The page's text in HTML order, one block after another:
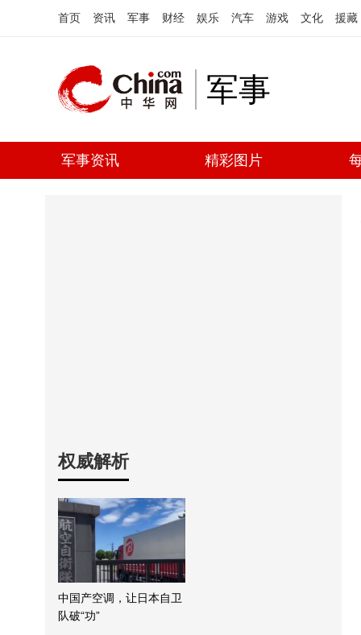
首页 资讯 军事 财经 娱乐 汽车 游戏 文化 援藏
军事
军事资讯 精彩图片
权威解析
中国产空调，让日本自卫
队破“功”